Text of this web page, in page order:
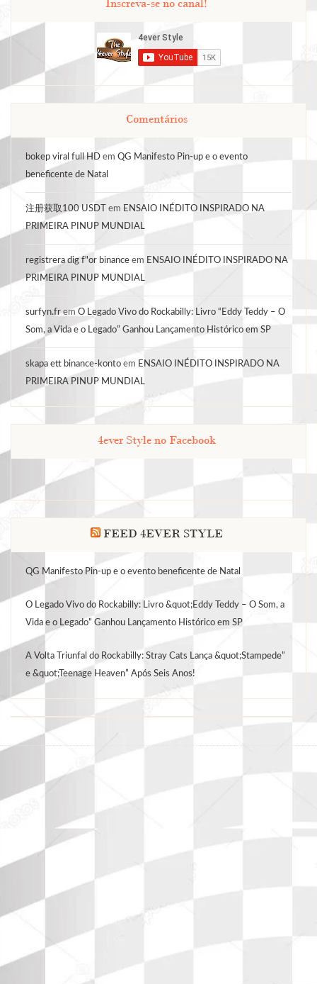
Inscreva-se no canal!
Comentários
bokep viral full HD em QG Manifesto Pin-up e o evento
beneficente de Natal
注册获取100 USDT em ENSAIO INÉDITO INSPIRADO NA
PRIMEIRA PINUP MUNDIAL
registrera dig f"or binance em ENSAIO INÉDITO INSPIRADO NA
PRIMEIRA PINUP MUNDIAL
surfyn.frem O Legado Vivo do Rockabilly: Livro “Eddy Teddy – O
Som, a Vida e o Legado” Ganhou Lançamento Histórico em SP
skapa ett binance-konto em ENSAIO INÉDITO INSPIRADO NA
PRIMEIRA PINUP MUNDIAL
4ever Style no Facebook
FEED 4EVER STYLE
QG Manifesto Pin-up e o evento beneficente de Natal
O Legado Vivo do Rockabilly: Livro &quot;Eddy Teddy – O Som, a
Vida e o Legado” Ganhou Lançamento Histórico em SP
A Volta Triunfal do Rockabilly: Stray Cats Lança &quot;Stampede”
e &quot;Teenage Heaven” Após Seis Anos!